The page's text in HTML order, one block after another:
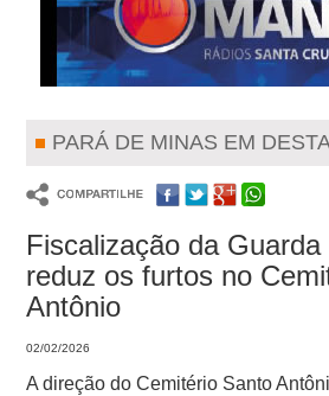
PARÁ DE MINAS EM
Fiscalização da Guarda
reduz os furtos no
Antônio
02/02/2026
A direção do Cemitério Santo